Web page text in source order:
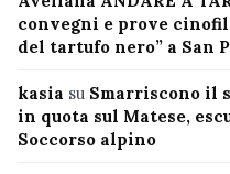
convegni e prove
del tartufo nero” a San
kasia su Smarriscono il
in quota sul Matese,
Soccorso alpino